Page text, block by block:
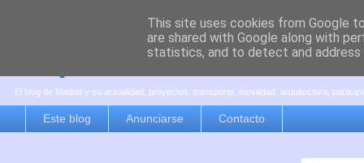
es por madrid
El blog de Madrid y su actualidad, proyectos, transporte, movilidad, arquitectura,
Este blog Anunciarse Contacto
This site uses cookies from Google
are shared with Google along with
statistics, and to detect and address